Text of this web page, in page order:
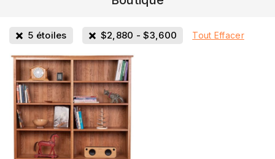
5 étoiles $2,880 -$3,600 Tout Effacer